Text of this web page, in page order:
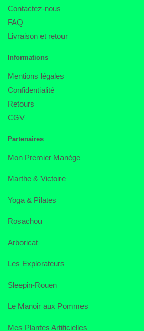
Contactez-nous
FAQ
Livraison et retour
Informations
Mentions légales
Confidentialité
Retours
CGV
Partenaires
Mon Premier Manège
Marthe & Victoire
Yoga & Pilates
Rosachou
Arboricat
Les Explorateurs
Sleepin-Rouen
Le Manoir aux Pommes
Mes Plantes Artificielles